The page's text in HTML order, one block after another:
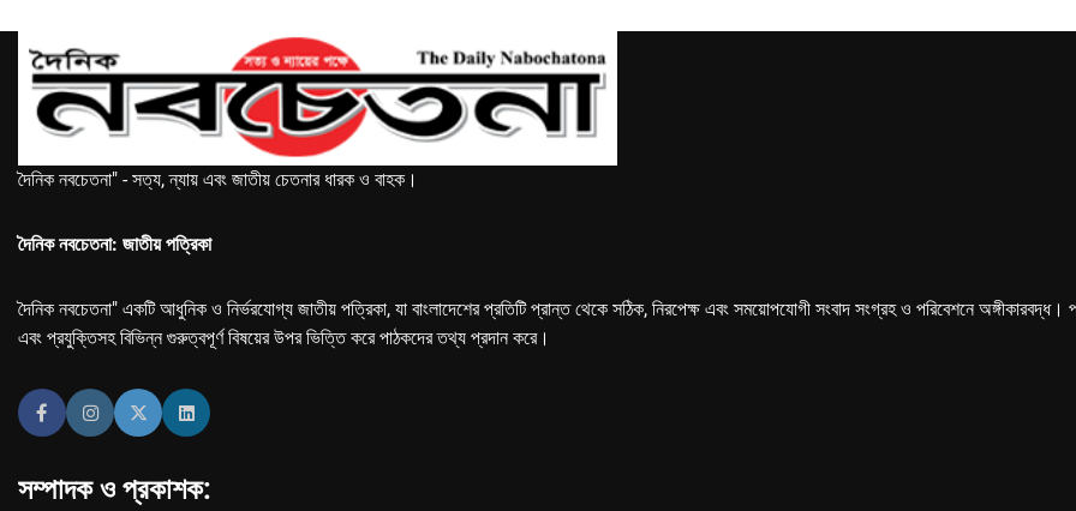
দৈনিক নবচেতনা" - সত্য, ন্যায় এবং জাতীয় চেতনার ধারক ও বাহক।
দৈনিক নবচেতনা: জাতীয় পত্রিকা
দৈনিক নবচেতনা" একটি আধুনিক ও নির্ভরযোগ্য জাতীয় পত্রিকা, যা বাংলাদেশের প্রতিটি প্রান্ত থেকে সঠিক, নিরপেক্ষ এবং সময়োপযোগী সংবাদ সংগ্রহ ও পরিবেশনে অঙ্গীকারবদ্ধ।
এবং প্রযুক্তিসহ বিভিন্ন গুরুত্বপূর্ণ বিষয়ের উপর ভিত্তি করে পাঠকদের তথ্য প্রদান করে।
সম্পাদক ও প্রকাশক: